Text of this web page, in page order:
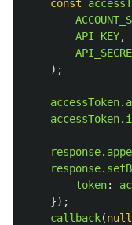
const
API_KEY,
);
accessToken.
accessToken.
response.
response.
token:
});
callback(null